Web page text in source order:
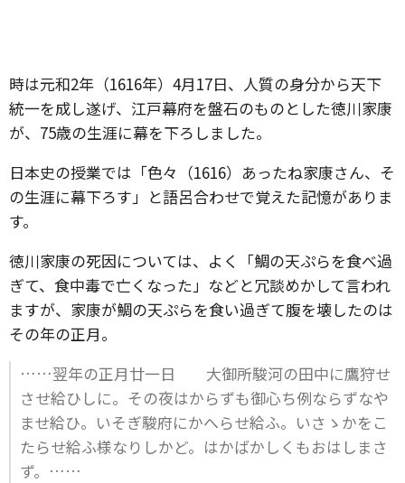
時は元和2年（1616年）4月17日、人質の身分から天下
統一を成し遂げ、江戸幕府を盤石のものとした徳川家康
が、75歳の生涯に幕を下ろしました。
日本史の授業では「色々（1616）あったね家康さん、そ
の生涯に幕下ろす」と語呂合わせで覚えた記憶がありま
す。
徳川家康の死因については、よく「鯛の天ぷらを食べ過
ぎて、食中毒で亡くなった」などと冗談めかして言われ
ますが、家康が鯛の天ぷらを食い過ぎて腹を壊したのは
その年の正月。
……翌年の正月廿一日 大御所駿河の田中に鷹狩せ
させ給ひしに。その夜はからずも御心ち例ならずなや
ませ給ひ。いそぎ駿府にかへらせ給ふ。いさゝかをこ
たらせ給ふ様なりしかど。はかばかしくもおはしまさ
ず。……